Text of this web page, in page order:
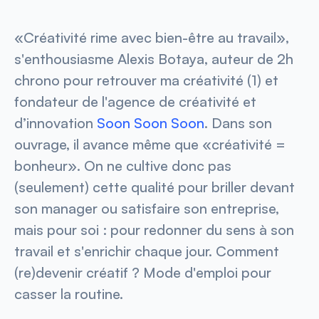
«Créativité rime avec bien-être au travail»,
s'enthousiasme Alexis Botaya, auteur de 2h
chrono pour retrouver ma créativité (1) et
fondateur de l'agence de créativité et
d’innovation Soon Soon Soon. Dans son
ouvrage, il avance même que «créativité =
bonheur». On ne cultive donc pas
(seulement) cette qualité pour briller devant
son manager ou satisfaire son entreprise,
mais pour soi : pour redonner du sens à son
travail et s'enrichir chaque jour. Comment
(re)devenir créatif ? Mode d'emploi pour
casser la routine.